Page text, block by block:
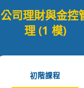
公司理財與金控
理 (1 模)
初階課程